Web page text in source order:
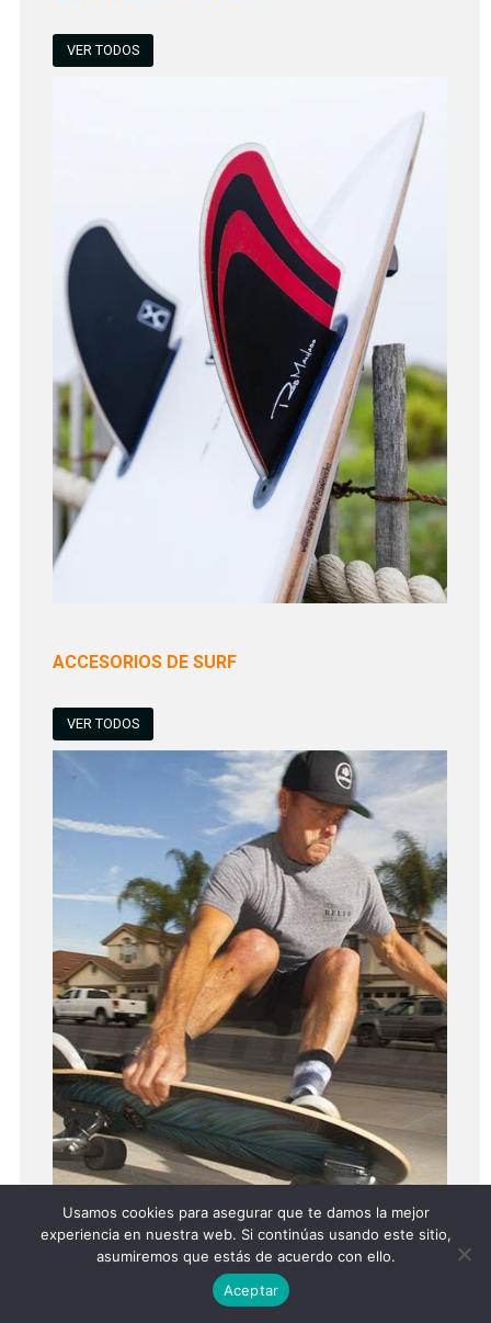
VER TODOS
ACCESORIOS DE SURF
VER TODOS
Usamos cookies para asegurar que te damos la mejor
experiencia en nuestra web. Si continúas usando este sitio,
asumiremos que estás de acuerdo con ello.
Aceptar